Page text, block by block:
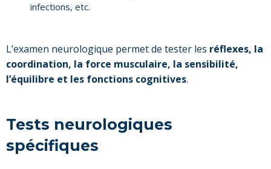
infections, etc.
L’examen neurologique permet de tester les réflexes, la
coordination, la force musculaire, la sensibilité,
l’équilibre et les fonctions cognitives.
Tests neurologiques
spécifiques